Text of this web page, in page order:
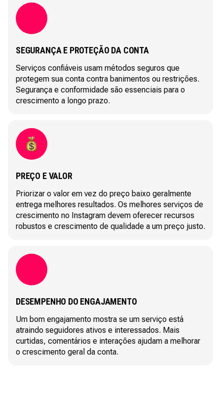
SEGURANÇA E PROTEÇÃO DA CONTA
Serviços confiáveis usam métodos seguros que
protegem sua conta contra banimentos ou restrições.
Segurança e conformidade são essenciais para o
crescimento a longo prazo.
PREÇO E VALOR
Priorizar o valor em vez do preço baixo geralmente
entrega melhores resultados. Os melhores serviços de
crescimento no Instagram devem oferecer recursos
robustos e crescimento de qualidade a um preço justo.
DESEMPENHO DO ENGAJAMENTO
Um bom engajamento mostra se um serviço está
atraindo seguidores ativos e interessados. Mais
curtidas, comentários e interações ajudam a melhorar
o crescimento geral da conta.